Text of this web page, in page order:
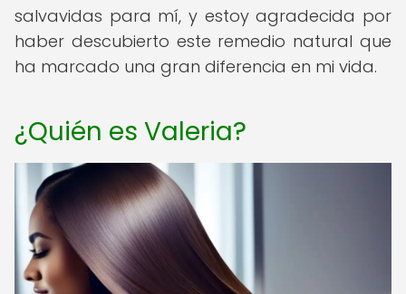
salvavidas para mí, y estoy agradecida por
haber descubierto este remedio natural que
ha marcado una gran diferencia en mi vida.
¿Quién es Valeria?